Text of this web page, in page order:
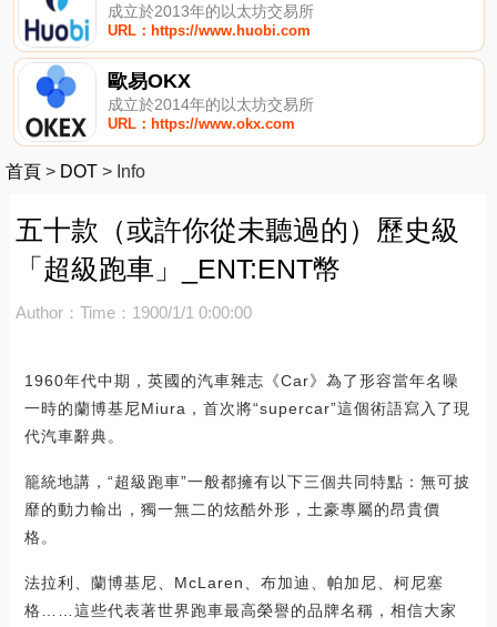
成立於2013年的以太坊交易所
URL：https://www.huobi.com
歐易OKX
成立於2014年的以太坊交易所
URL：https://www.okx.com
首頁 > DOT > Info
五十款（或許你從未聽過的）歷史級
「超級跑車」_ENT:ENT幣
Author： Time：1900/1/1 0:00:00
1960年代中期，英國的汽車雜志《Car》為了形容當年名噪
一時的蘭博基尼Miura，首次將“supercar”這個術語寫入了現
代汽車辭典。
籠統地講，“超級跑車”一般都擁有以下三個共同特點：無可披
靡的動力輸出，獨一無二的炫酷外形，土豪專屬的昂貴價
格。
法拉利、蘭博基尼、McLaren、布加迪、帕加尼、柯尼塞
格……這些代表著世界跑車最高榮譽的品牌名稱，相信大家